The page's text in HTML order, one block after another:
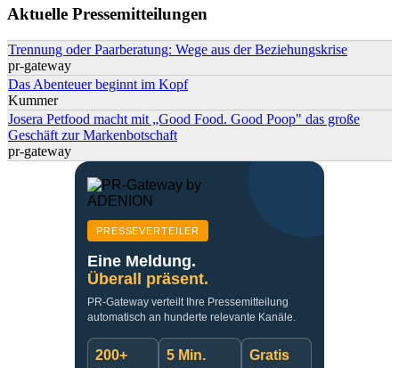
Aktuelle Pressemitteilungen
Trennung oder Paarberatung: Wege aus der Beziehungskrise
pr-gateway
Das Abenteuer beginnt im Kopf
Kummer
Josera Petfood macht mit „Good Food. Good Poop" das große
Geschäft zur Markenbotschaft
pr-gateway
PRESSEVERTEILER
Eine Meldung.
Überall präsent.
PR-Gateway verteilt Ihre Pressemitteilung
automatisch an hunderte relevante Kanäle.
200+ 5 Min. Gratis